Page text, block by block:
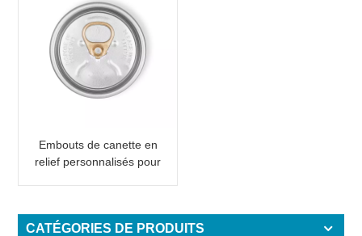
Embouts de canette en
relief personnalisés pour
CATÉGORIES DE PRODUITS